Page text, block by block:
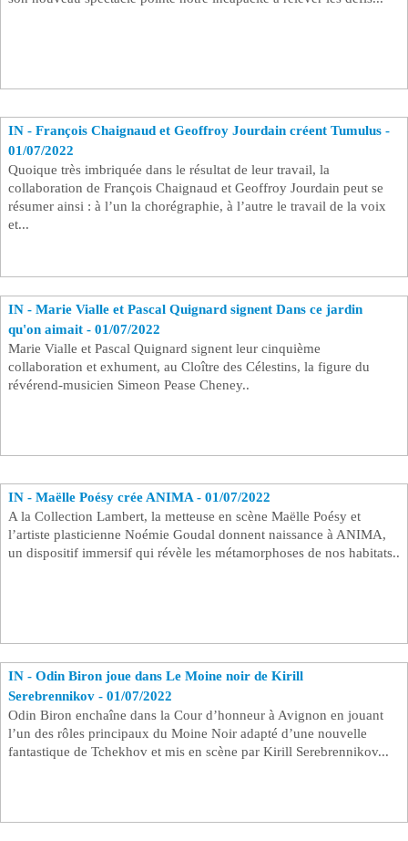
IN - François Chaignaud et Geoffroy Jourdain créent Tumulus -
01/07/2022
Quoique très imbriquée dans le résultat de leur travail, la
collaboration de François Chaignaud et Geoffroy Jourdain peut se
résumer ainsi : à l’un la chorégraphie, à l’autre le travail de la voix
et...
IN - Marie Vialle et Pascal Quignard signent Dans ce jardin
qu'on aimait - 01/07/2022
Marie Vialle et Pascal Quignard signent leur cinquième
collaboration et exhument, au Cloître des Célestins, la figure du
révérend-musicien Simeon Pease Cheney..
IN - Maëlle Poésy crée ANIMA - 01/07/2022
A la Collection Lambert, la metteuse en scène Maëlle Poésy et
l’artiste plasticienne Noémie Goudal donnent naissance à ANIMA,
un dispositif immersif qui révèle les métamorphoses de nos habitats..
IN - Odin Biron joue dans Le Moine noir de Kirill
Serebrennikov - 01/07/2022
Odin Biron enchaîne dans la Cour d’honneur à Avignon en jouant
l’un des rôles principaux du Moine Noir adapté d’une nouvelle
fantastique de Tchekhov et mis en scène par Kirill Serebrennikov...